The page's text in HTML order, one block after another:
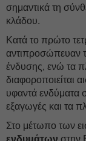
σημαντικά τη
κλάδου.
Κατά το πρώτο
αντιπροσώπευαν
ένδυσης, ενώ τα
διαφοροποιείται
υφαντά ενδύματα
εξαγωγές και τα
Στο μέτωπο των
ενδυμάτων στην